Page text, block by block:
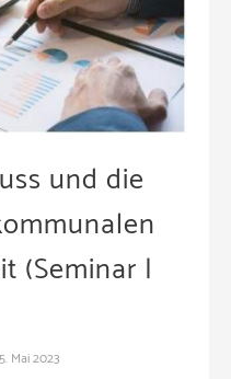
und die
(Seminar |
Mai 2023